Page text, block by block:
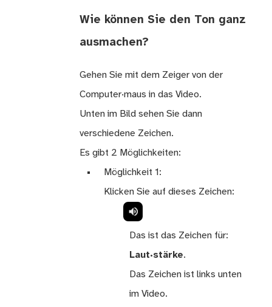
Wie können Sie den Ton ganz
ausmachen?
Gehen Sie mit dem Zeiger von der
Computer·maus in das Video.
Unten im Bild sehen Sie dann
verschiedene Zeichen.
Es gibt 2 Möglichkeiten:
Möglichkeit 1:
Klicken Sie auf dieses Zeichen:
Das ist das Zeichen für:
Laut·stärke.
Das Zeichen ist links unten
im Video.